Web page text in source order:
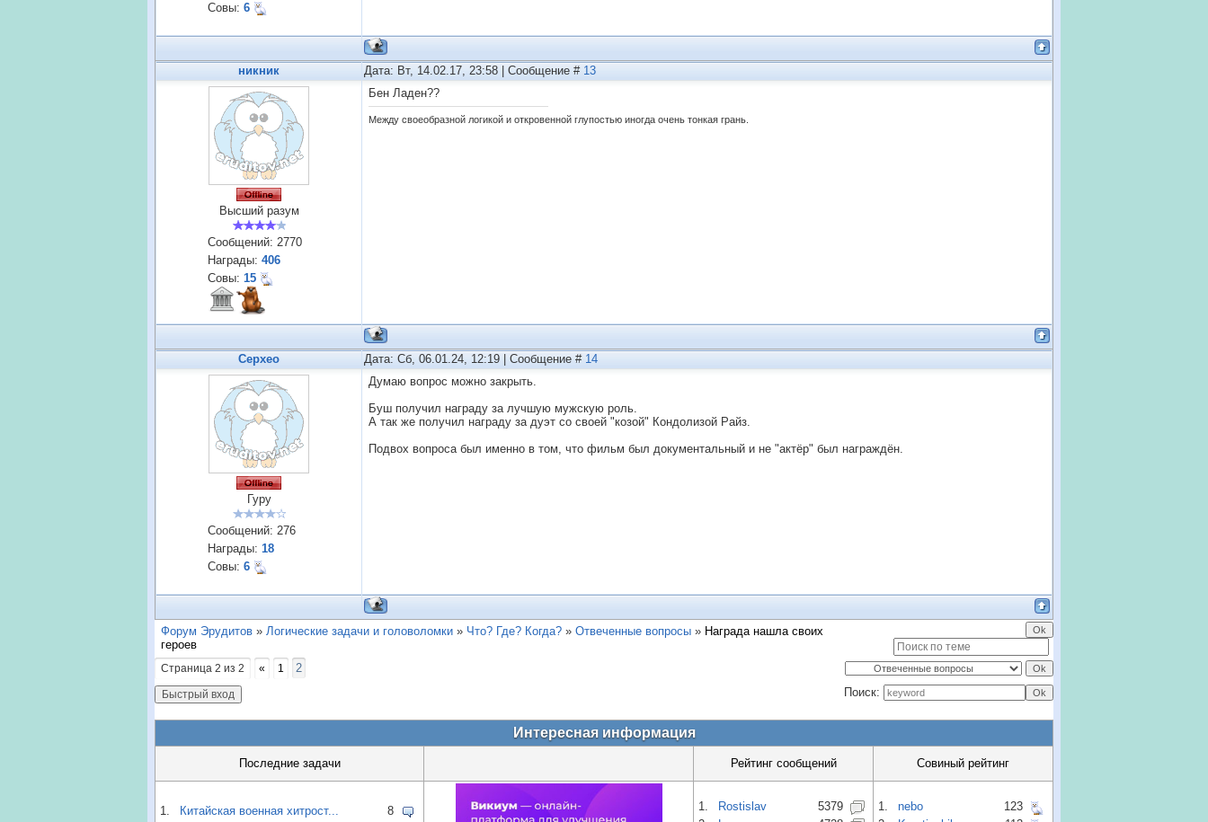
Совы: 6
никник Дата: Вт, 14.02.17, 23:58 | Сообщение # 13
Высший разум
Сообщений: 2770
Награды: 406
Совы: 15
Бен Ладен??
Между своеобразной логикой и откровенной глупостью иногда очень тонкая грань.
Cepxeo Дата: Сб, 06.01.24, 12:19 | Сообщение # 14
Гуру
Сообщений: 276
Награды: 18
Совы: 6
Думаю вопрос можно закрыть.
Буш получил награду за лучшую мужскую роль.
А так же получил награду за дуэт со своей "козой" Кондолизой Райз.
Подвох вопроса был именно в том, что фильм был документальный и не "актёр" был награждён.
Форум Эрудитов » Логические задачи и головоломки » Что? Где? Когда? » Отвеченные вопросы » Награда нашла своих
героев
Страница 2 из 2 « 1
2
Поиск:
Интересная информация
Последние задачи Рейтинг сообщений Совиный рейтинг
1. Китайская военная хитрост...
8
1. Rostislav
5379
1. nebo
123